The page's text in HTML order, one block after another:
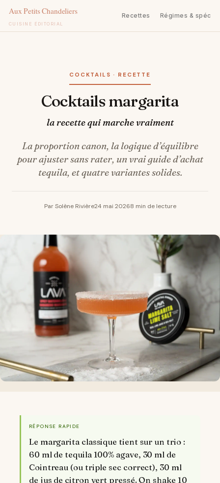
CUISINE ÉDITORIAL
Recettes Régimes &
COCKTAILS · RECETTE
Cocktails margarita
la recette qui marche vraiment
La proportion canon, la logique d’équilibre
pour ajuster sans rater, un vrai guide d’achat
tequila, et quatre variantes solides.
Par Solène Rivière24 mai 20268 min de lecture
RÉPONSE RAPIDE
Le margarita classique tient sur un trio :
60 ml de tequila 100% agave, 30 ml de
Cointreau (ou triple sec correct), 30 ml
de jus de citron vert pressé. On shake 10